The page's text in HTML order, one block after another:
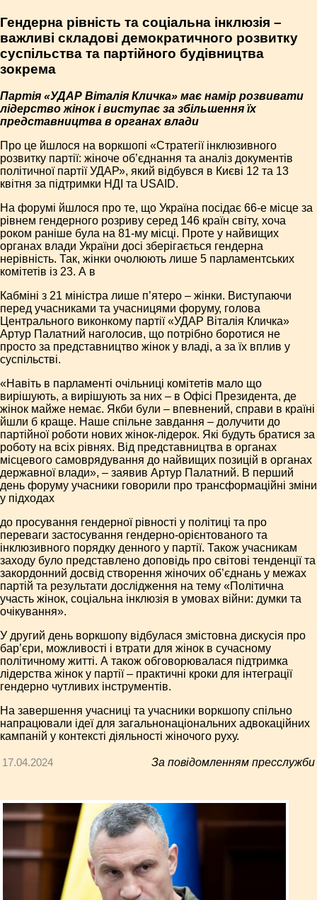
Гендерна рівність та соціальна інклюзія –
важливі складові демократичного розвитку
суспільства та партійного будівництва
зокрема
Партія «УДАР Віталія Кличка» має намір розвивати
лідерство жінок і виступає за збільшення їх
представництва в органах влади
Про це йшлося на воркшопі «Стратегії інклюзивного
розвитку партії: жіноче об’єднання та аналіз документів
політичної партії УДАР», який відбувся в Києві 12 та 13
квітня за підтримки НДІ та USAID.
На форумі йшлося про те, що Україна посідає 66-е місце за
рівнем гендерного розриву серед 146 країн світу, хоча
роком раніше була на 81-му місці. Проте у найвищих
органах влади України досі зберігається гендерна
нерівність. Так, жінки очолюють лише 5 парламентських
комітетів із 23. А в
Кабміні з 21 міністра лише п’ятеро – жінки. Виступаючи
перед учасниками та учасницями форуму, голова
Центрального виконкому партії «УДАР Віталія Кличка»
Артур Палатний наголосив, що потрібно боротися не
просто за представництво жінок у владі, а за їх вплив у
суспільстві.
«Навіть в парламенті очільниці комітетів мало що
вирішують, а вирішують за них – в Офісі Президента, де
жінок майже немає. Якби були – впевнений, справи в країні
йшли б краще. Наше спільне завдання – долучити до
партійної роботи нових жінок-лідерок. Які будуть братися за
роботу на всіх рівнях. Від представництва в органах
місцевого самоврядування до найвищих позицій в органах
державної влади», – заявив Артур Палатний. В перший
день форуму учасники говорили про трансформаційні зміни
у підходах
до просування гендерної рівності у політиці та про
переваги застосування гендерно-орієнтованого та
інклюзивного порядку денного у партії. Також учасникам
заходу було представлено доповідь про світові тенденції та
закордонний досвід створення жіночих об’єднань у межах
партій та результати дослідження на тему «Політична
участь жінок, соціальна інклюзія в умовах війни: думки та
очікування».
У другий день воркшопу відбулася змістовна дискусія про
бар’єри, можливості і втрати для жінок в сучасному
політичному житті. А також обговорювалася підтримка
лідерства жінок у партії – практичні кроки для інтеграції
гендерно чутливих інструментів.
На завершення учасниці та учасники воркшопу спільно
напрацювали ідеї для загальнонаціональних адвокаційних
кампаній у контексті діяльності жіночого руху.
17.04.2024 За повідомленням пресслужби